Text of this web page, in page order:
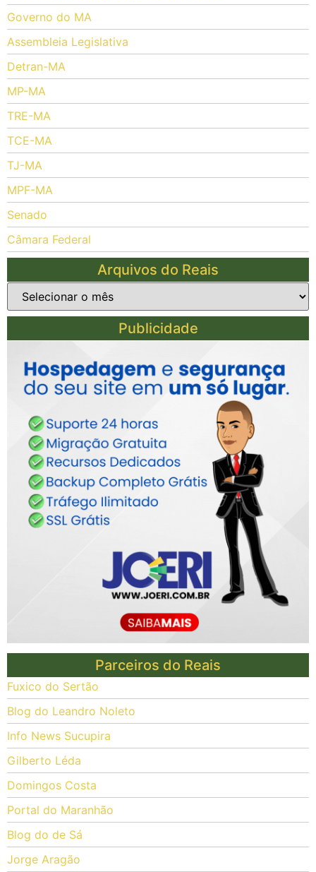
Governo do MA
Assembleia Legislativa
Detran-MA
MP-MA
TRE-MA
TCE-MA
TJ-MA
MPF-MA
Senado
Câmara Federal
Arquivos do Reais
Publicidade
Parceiros do Reais
Fuxico do Sertão
Blog do Leandro Noleto
Info News Sucupira
Gilberto Léda
Domingos Costa
Portal do Maranhão
Blog do de Sá
Jorge Aragão